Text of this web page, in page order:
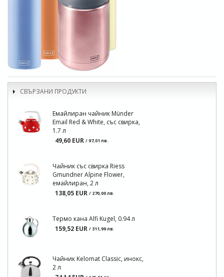
СВЪРЗАНИ ПРОДУКТИ
Емайлиран чайник Münder
Email Red & White, със свирка,
1.7 л
49,60 EUR / 97,01 лв.
Чайник със свирка Riess
Gmundner Alpine Flower,
емайлиран, 2 л
138,05 EUR / 270,00 лв.
Термо кана Alfi Kugel, 0.94 л
159,52 EUR / 311,99 лв.
Чайник Kelomat Classic, инокс,
2 л